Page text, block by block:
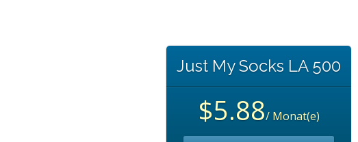
Just My Socks LA 500
$5.88/ Monat(e)